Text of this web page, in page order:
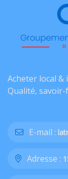
Acheter local &
Qualité,
E-mail :
Adresse :